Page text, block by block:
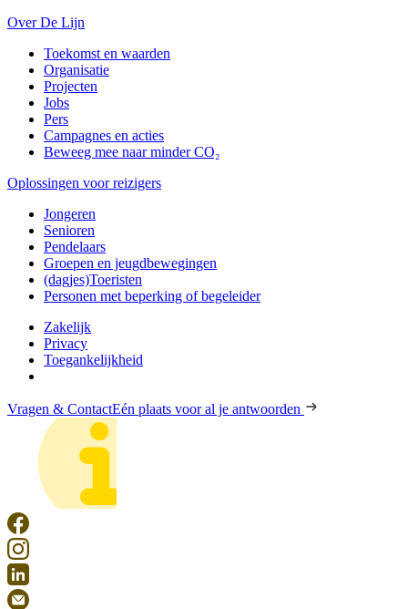
Over De Lijn
Toekomst en waarden
Organisatie
Projecten
Jobs
Pers
Campagnes en acties
Beweeg mee naar minder CO₂
Oplossingen voor reizigers
Jongeren
Senioren
Pendelaars
Groepen en jeugdbewegingen
(dagjes)Toeristen
Personen met beperking of begeleider
Zakelijk
Privacy
Toegankelijkheid
Vragen & ContactEén plaats voor al je antwoorden